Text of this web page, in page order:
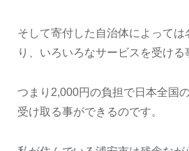
そして寄付した自治体によっては
り、いろいろなサービスを受ける
つまり2,000円の負担で日本全国
受け取る事ができるのです。